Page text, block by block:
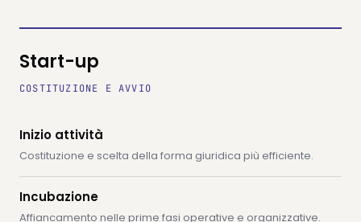
Start-up
COSTITUZIONE E AVVIO
Inizio attività
Costituzione e scelta della forma giuridica più efficiente.
Incubazione
Affiancamento nelle prime fasi operative e organizzative.